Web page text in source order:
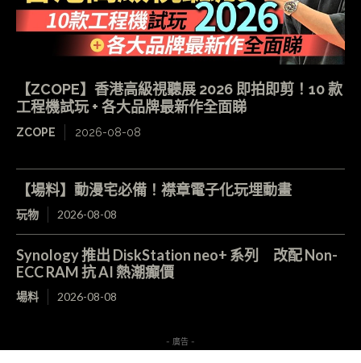
【ZCOPE】香港高級視聽展 2026 即拍即剪！10 款
工程機試玩 + 各大品牌最新作全面睇
ZCOPE 2026-08-08
【場料】動漫宅必備！襟章電子化玩埋動畫
玩物 2026-08-08
Synology 推出 DiskStation neo+ 系列 改配 Non-
ECC RAM 抗 AI 熱潮癲價
場料 2026-08-08
- 廣告 -